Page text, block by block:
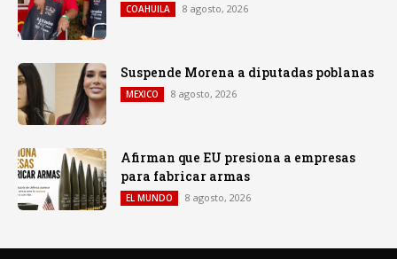
COAHUILA 8 agosto, 2026
Suspende Morena a diputadas poblanas
MEXICO 8 agosto, 2026
Afirman que EU presiona a empresas
para fabricar armas
EL MUNDO 8 agosto, 2026